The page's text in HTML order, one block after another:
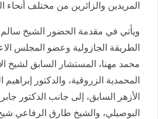
المريدين والزائرين من مختلف أنحاء
ويأتي في مقدمة الحضور الشيخ
الطريقة الجازولية وعضو المجلس
محمد مهنا، المستشار السابق لشيخ
المحمدية الزروقية، والدكتور
الأزهر السابق، إلى جانب الدكتور
البوصيلي، والشيخ طارق الرفاعي